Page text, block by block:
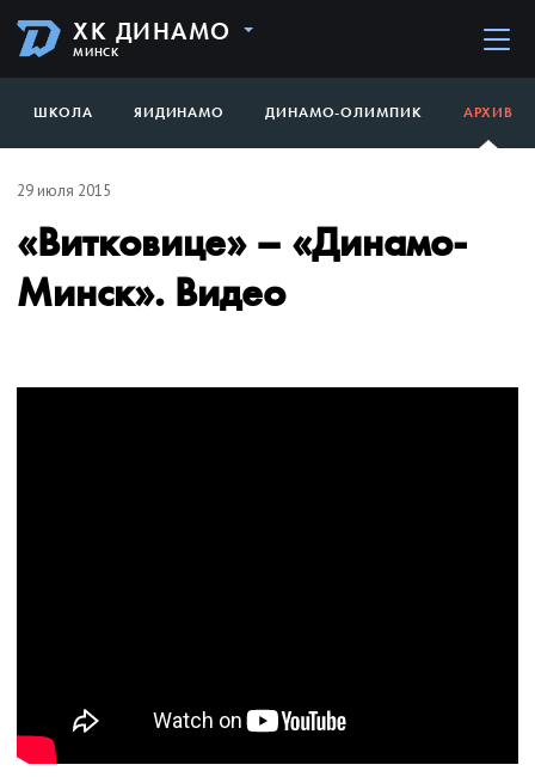
ХК ДИНАМО
МИНСК
ШКОЛА ЯИДИНАМО ДИНАМО-ОЛИМПИК АРХИВ
29 июля 2015
«Витковице» – «Динамо-
Минск». Видео